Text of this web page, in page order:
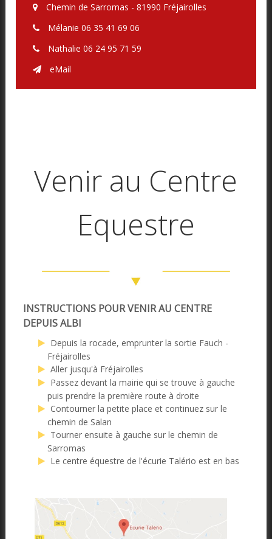
 Chemin de Sarromas - 81990 Fréjairolles
 Mélanie 06 35 41 69 06
 Nathalie 06 24 95 71 59
 eMail
Venir au Centre
Equestre
INSTRUCTIONS POUR VENIR AU CENTRE
DEPUIS ALBI
Depuis la rocade, emprunter la sortie Fauch -
Fréjairolles
Aller jusqu'à Fréjairolles
Passez devant la mairie qui se trouve à gauche
puis prendre la première route à droite
Contourner la petite place et continuez sur le
chemin de Salan
Tourner ensuite à gauche sur le chemin de
Sarromas
Le centre équestre de l'écurie Talério est en bas